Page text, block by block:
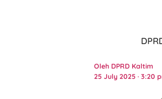
Oleh DPRD Kaltim
25 July 2025 · 3:20